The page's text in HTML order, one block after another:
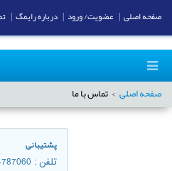
صفحه اصلی تماس با ما
پشتیبانی
تلفن: 44787060
صفحه اصلی عضویت/ ورود درباره رایمگ